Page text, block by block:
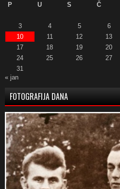
P
U S Č
3
4 5 6
10
11 12 13
17
18 19 20
24
25 26 27
31
« jan
FOTOGRAFIJA DANA